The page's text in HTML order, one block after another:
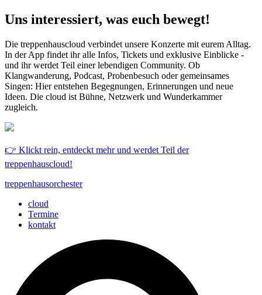
Uns interessiert, was euch bewegt!
Die treppenhauscloud verbindet unsere Konzerte mit eurem Alltag.
In der App findet ihr alle Infos, Tickets und exklusive Einblicke -
und ihr werdet Teil einer lebendigen Community. Ob
Klangwanderung, Podcast, Probenbesuch oder gemeinsames
Singen: Hier entstehen Begegnungen, Erinnerungen und neue
Ideen. Die cloud ist Bühne, Netzwerk und Wunderkammer
zugleich.
👉 Klickt rein, entdeckt mehr und werdet Teil der
treppenhauscloud!
treppenhausorchester
cloud
Termine
kontakt